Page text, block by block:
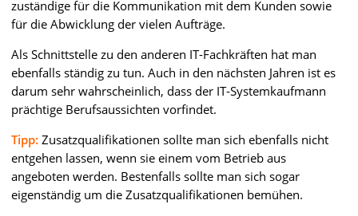
zuständige für die Kommunikation mit dem Kunden sowie
für die Abwicklung der vielen Aufträge.
Als Schnittstelle zu den anderen IT-Fachkräften hat man
ebenfalls ständig zu tun. Auch in den nächsten Jahren ist es
darum sehr wahrscheinlich, dass der IT-Systemkaufmann
prächtige Berufsaussichten vorfindet.
Tipp: Zusatzqualifikationen sollte man sich ebenfalls nicht
entgehen lassen, wenn sie einem vom Betrieb aus
angeboten werden. Bestenfalls sollte man sich sogar
eigenständig um die Zusatzqualifikationen bemühen.